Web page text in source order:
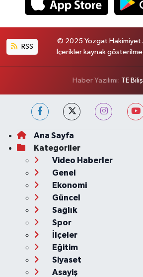
RSS
© 2025 Yozgat Hakimiyet.
İçerikler kaynak
Haber Yazılımı: TE
Ana Sayfa
Kategoriler
Video Haberler
Genel
Ekonomi
Güncel
Sağlık
Spor
İlçeler
Eğitim
Siyaset
Asayiş